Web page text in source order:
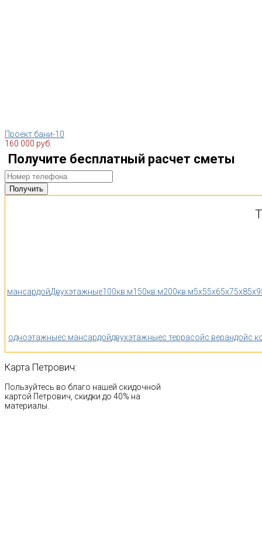
Проект бани-10
160 000 руб.
Получите бесплатный расчет сметы
мансардойДвухэтажные100кв.м150кв.м200кв.м5x55x65x75x85x9
одноэтажныес мансардойдвухэтажныес террасойс верандойс
Карта Петрович:
Пользуйтесь во благо нашей скидочной
картой Петрович, скидки до 40% на
материалы.